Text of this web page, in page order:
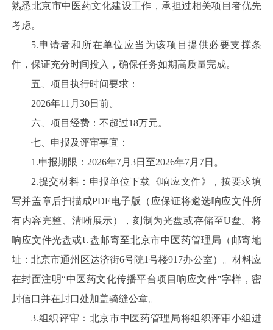
熟悉北京市中医药文化建设工作，承担过相关项目者优先
考虑。
5.申请者和所在单位应当为该项目提供必要支撑条
件，保证充分时间投入，确保任务如期高质量完成。
五、项目执行时间要求：
2026年11月30日前。
六、项目经费：不超过18万元。
七、申报及评审事宜：
1.申报期限：2026年7月3日至2026年7月7日。
2.提交材料：申报单位下载《响应文件》，按要求填
写并盖章后扫描成PDF电子版（应保证将遴选响应文件所
有内容完整、清晰展示），刻制为光盘或存储至U盘。将
响应文件光盘或U盘邮寄至北京市中医药管理局（邮寄地
址：北京市通州区达济街6号院1号楼917办公室）。材料应
在封面注明“中医药文化传播平台项目响应文件”字样，密
封信口并在封口处加盖骑缝公章。
3.组织评审：北京市中医药管理局将组织评审小组进